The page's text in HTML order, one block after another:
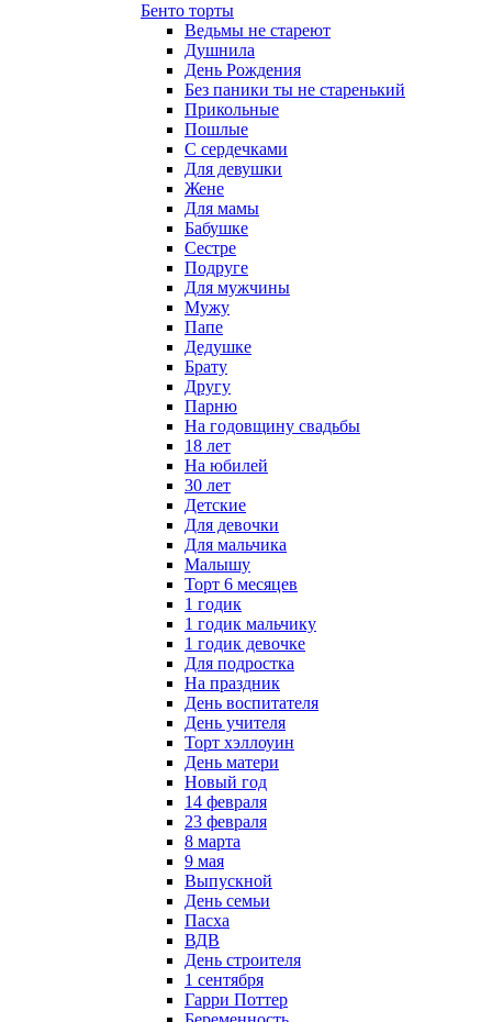
Бенто торты
Ведьмы не стареют
Душнила
День Рождения
Без паники ты не старенький
Прикольные
Пошлые
С сердечками
Для девушки
Жене
Для мамы
Бабушке
Сестре
Подруге
Для мужчины
Мужу
Папе
Дедушке
Брату
Другу
Парню
На годовщину свадьбы
18 лет
На юбилей
30 лет
Детские
Для девочки
Для мальчика
Малышу
Торт 6 месяцев
1 годик
1 годик мальчику
1 годик девочке
Для подростка
На праздник
День воспитателя
День учителя
Торт хэллоуин
День матери
Новый год
14 февраля
23 февраля
8 марта
9 мая
Выпускной
День семьи
Пасха
ВДВ
День строителя
1 сентября
Гарри Поттер